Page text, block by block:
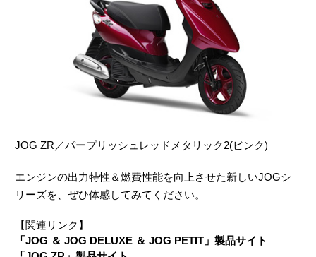
JOG ZR／パープリッシュレッドメタリック2(ピンク)
エンジンの出力特性＆燃費性能を向上させた新しいJOGシ
リーズを、ぜひ体感してみてください。
【関連リンク】
「JOG ＆ JOG DELUXE ＆ JOG PETIT」製品サイト